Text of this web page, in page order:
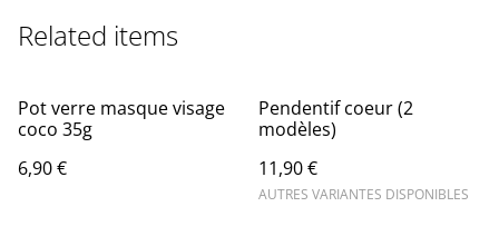
Related items
Pot verre masque visage
coco 35g
6,90 €
Pendentif coeur (2
modèles)
11,90 €
AUTRES VARIANTES DISPONIBLES